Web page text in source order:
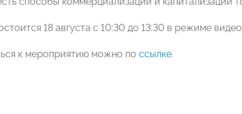
18 августа с 10:30 до 13:30 в режиме
к мероприятию можно по ссылке.